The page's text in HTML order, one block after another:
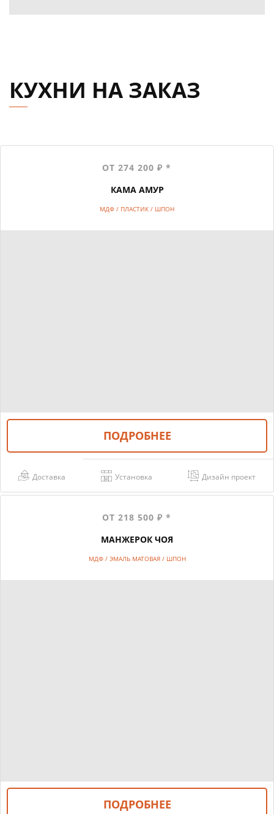
КУХНИ НА ЗАКАЗ
ОТ 274 200 ₽ *
КАМА АМУР
МДФ / ПЛАСТИК / ШПОН
ПОДРОБНЕЕ
Доставка Установка Дизайн проект
ОТ 218 500 ₽ *
МАНЖЕРОК ЧОЯ
МДФ / ЭМАЛЬ МАТОВАЯ / ШПОН
ПОДРОБНЕЕ